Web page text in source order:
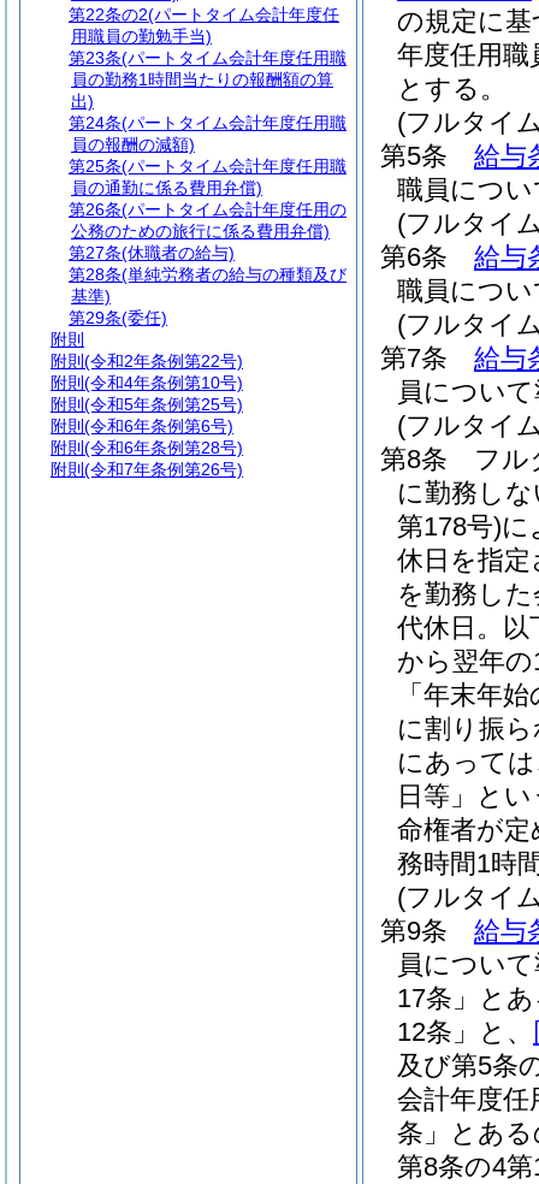
の規定に
年度任用
とする。
(フルタイ
第5条
給与
職員につ
(フルタイ
第6条
給与
職員につ
(フルタイ
第7条
給与
員につい
(フルタイ
第8条
フル
に勤務し
第178号)に
休日を指
を勤務し
代休日。
から翌年
「年末年
に割り振
にあって
日等」と
命権者が
務時間1時
(フルタイ
第9条
給与
員につい
17条」と
12条」と、
及び第5条
会計年度
条」とあ
第8条の4
第22条の2(パートタイム会計年度任
用職員の勤勉手当)
第23条(パートタイム会計年度任用職
員の勤務1時間当たりの報酬額の算
出)
第24条(パートタイム会計年度任用職
員の報酬の減額)
第25条(パートタイム会計年度任用職
員の通勤に係る費用弁償)
第26条(パートタイム会計年度任用の
公務のための旅行に係る費用弁償)
第27条(休職者の給与)
第28条(単純労務者の給与の種類及び
基準)
第29条(委任)
附則
附則 (令和2年条例第22号)
附則 (令和4年条例第10号)
附則 (令和5年条例第25号)
附則 (令和6年条例第6号)
附則 (令和6年条例第28号)
附則 (令和7年条例第26号)